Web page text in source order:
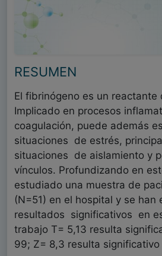
RESUMEN
El fibrinógeno es un reactante
Implicado en procesos
coagulación, puede además
situaciones de estrés,
situaciones de aislamiento y
vínculos. Profundizando en
estudiado una muestra de
(N=51) en el hospital y se han
resultados significativos en
trabajo T= 5,13 resulta
99; Z= 8,3 resulta